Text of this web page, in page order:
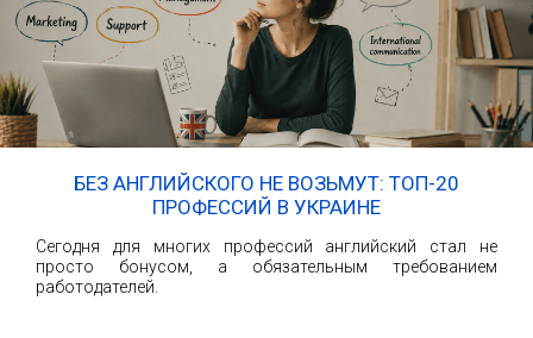
БЕЗ АНГЛИЙСКОГО НЕ ВОЗЬМУТ: ТОП-20
ПРОФЕССИЙ В УКРАИНЕ
Сегодня для многих профессий английский стал не
просто бонусом, а обязательным требованием
работодателей.